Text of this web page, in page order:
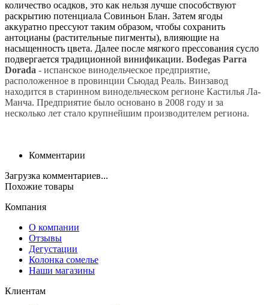
количество осадков, это как нельзя лучше способствуют
раскрытию потенциала Совиньон Блан. Затем ягоды
аккуратно прессуют таким образом, чтобы сохранить
антоцианы (растительные пигменты), влияющие на
насыщенность цвета. Далее после мягкого прессования сусло
подвергается традиционной винификации. Bodegas Parra
Dorada - испанское винодельческое предприятие,
расположенное в провинции Сьюдад Реаль. Винзавод
находится в старинном винодельческом регионе Кастилья Ла-
Манча. Предприятие было основано в 2008 году и за
несколько лет стало крупнейшим производителем региона.
Комментарии
Загрузка комментариев...
Похожие товары
Компания
О компании
Отзывы
Дегустации
Колонка сомелье
Наши магазины
Клиентам